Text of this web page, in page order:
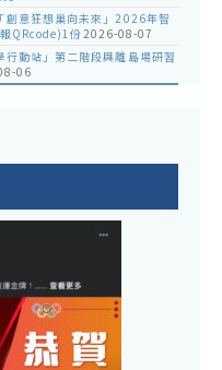
創意狂想巢向未來」2026年智
QRcode)1份2026-08-07
動站」第二階段與離島場研習
06